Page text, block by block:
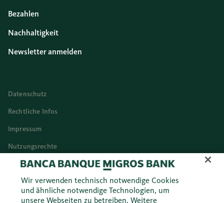
Bezahlen
Nachhaltigkeit
Newsletter anmelden
Datenschutz
Rechtliche Infos
Impressum
Nutzungsrechte
Cookies
Deutsch (DE)
Wir verwenden technisch notwendige Cookies
und ähnliche notwendige Technologien, um
unsere Webseiten zu betreiben. Weitere